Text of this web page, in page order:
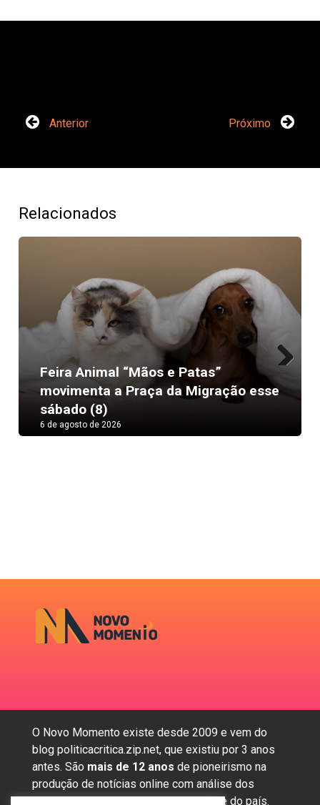
Anterior Próximo
Relacionados
Feira Animal “Mãos e Patas”
movimenta a Praça da Migração esse
sábado (8)
6 de agosto de 2026
Next
O Novo Momento existe desde 2009 e vem do
blog politicacritica.zip.net, que existiu por 3 anos
antes. São mais de 12 anos de pioneirismo na
produção de notícias online com análise dos
assuntos mais importantes da região e do país.